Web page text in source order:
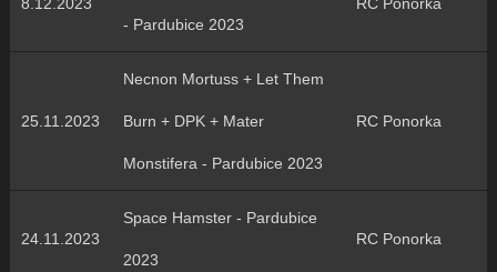
- Pardubice 2023
25.11.2023
Necnon Mortuss + Let Them
Burn + DPK + Mater
Monstifera - Pardubice 2023
RC Ponorka
24.11.2023
Space Hamster - Pardubice
2023
RC Ponorka